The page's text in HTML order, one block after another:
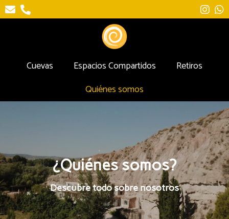
Cuevas Espacios Compartidos
Retiros
Quiénes somos
¿Quiénes somos?
Descubre todo sobre nosotros